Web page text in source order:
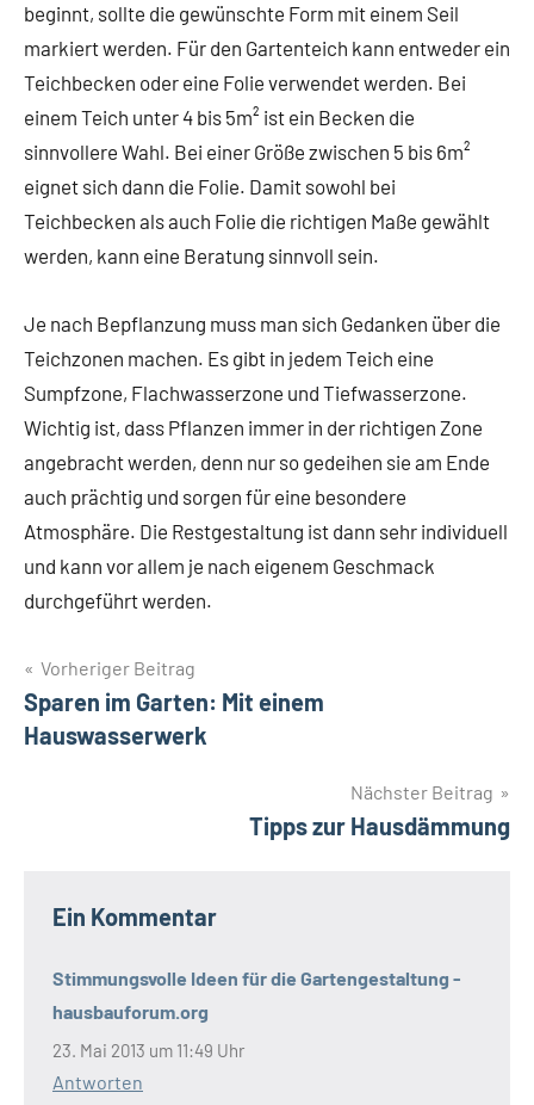
beginnt, sollte die gewünschte Form mit einem Seil
markiert werden. Für den Gartenteich kann entweder ein
Teichbecken oder eine Folie verwendet werden. Bei
einem Teich unter 4 bis 5m² ist ein Becken die
sinnvollere Wahl. Bei einer Größe zwischen 5 bis 6m²
eignet sich dann die Folie. Damit sowohl bei
Teichbecken als auch Folie die richtigen Maße gewählt
werden, kann eine Beratung sinnvoll sein.
Je nach Bepflanzung muss man sich Gedanken über die
Teichzonen machen. Es gibt in jedem Teich eine
Sumpfzone, Flachwasserzone und Tiefwasserzone.
Wichtig ist, dass Pflanzen immer in der richtigen Zone
angebracht werden, denn nur so gedeihen sie am Ende
auch prächtig und sorgen für eine besondere
Atmosphäre. Die Restgestaltung ist dann sehr individuell
und kann vor allem je nach eigenem Geschmack
durchgeführt werden.
Schlagwörter
Gartengestaltung
Gartentipps
Beitragsnavigation
Vorheriger Beitrag
Sparen im Garten: Mit einem
Hauswasserwerk
Nächster Beitrag
Tipps zur Hausdämmung
Ein Kommentar
Stimmungsvolle Ideen für die Gartengestaltung -
hausbauforum.org
23. Mai 2013 um 11:49 Uhr
Antworten